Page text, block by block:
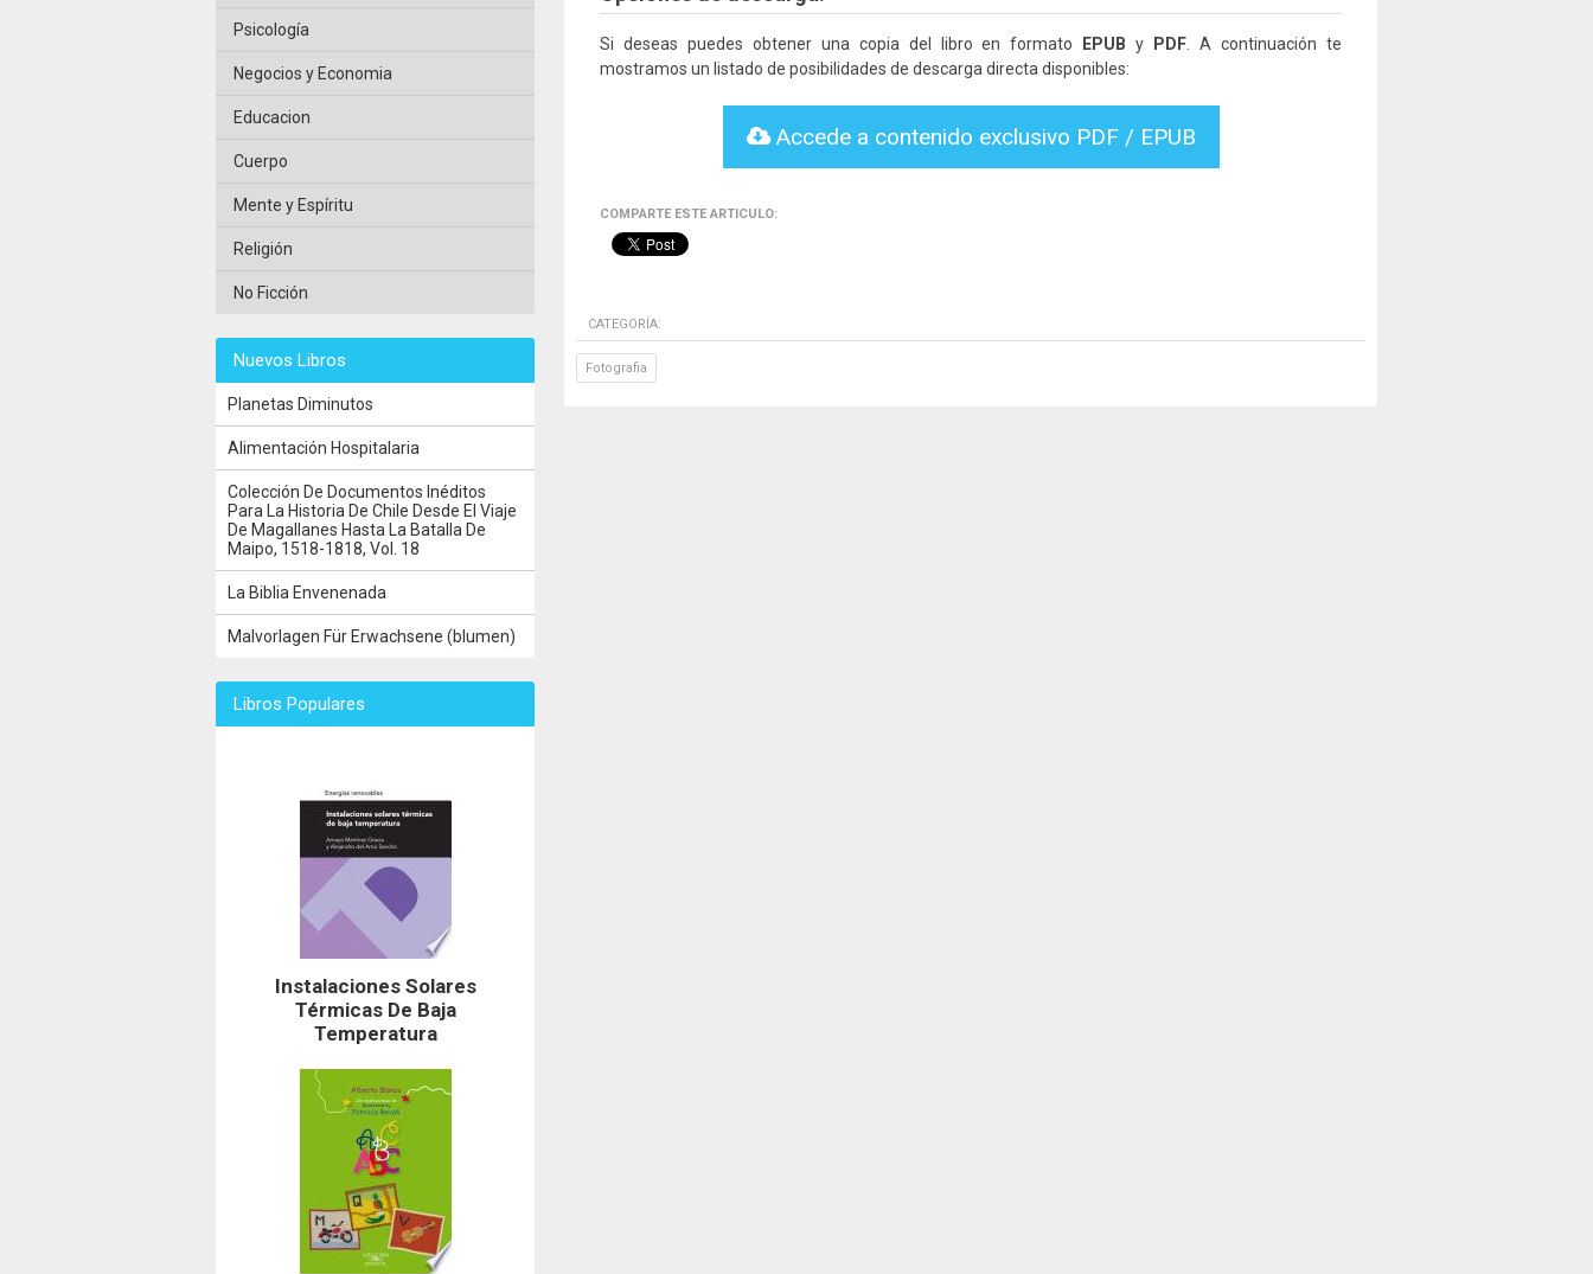
Si deseas puedes obtener una copia del libro en formato EPUB y PDF . A continuación te
mostramos un listado de posibilidades de descarga directa disponibles:
Accede a contenido exclusivo PDF / EPUB
COMPARTE ESTE ARTICULO:
CATEGORÍA:
Fotografia
Psicología
Negocios y Economia
Educacion
Cuerpo
Mente y Espíritu
Religión
No Ficción
Nuevos Libros
Planetas Diminutos
Alimentación Hospitalaria
Colección De Documentos Inéditos
Para La Historia De Chile Desde El Viaje
De Magallanes Hasta La Batalla De
Maipo, 1518-1818, Vol. 18
La Biblia Envenenada
Malvorlagen Für Erwachsene (blumen)
Libros Populares
Instalaciones Solares
Térmicas De Baja
Temperatura